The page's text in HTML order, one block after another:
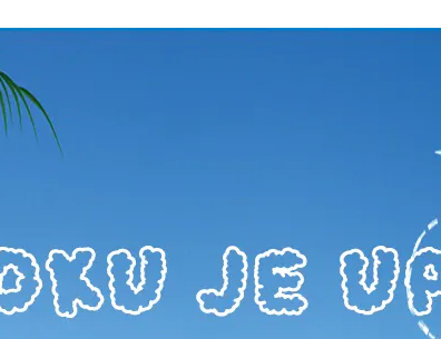
Usluge O astrologu